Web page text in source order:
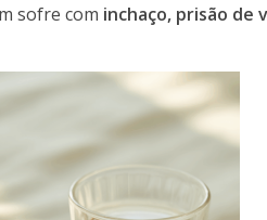
sofre com inchaço, prisão de